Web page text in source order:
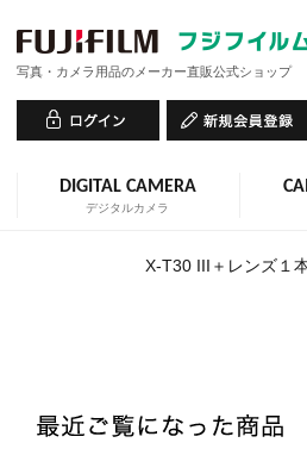
写真・カメラ用品のメーカー直販公式ショップ
DIGITAL CAMERA
デジタルカメラ
X-T30 III＋レンズ１